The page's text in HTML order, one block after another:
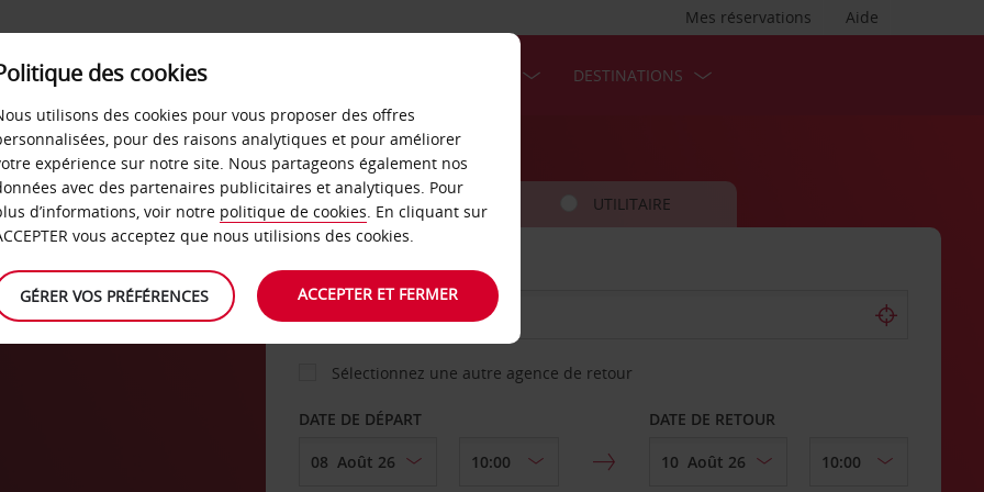
Aide
Mes réservations
LIBRE-SERVICE DESTINATIONS
VOITURE UTILITAIRE
AGENCE DE DÉPART
Sélectionnez une autre agence de retour
DATE DE DÉPART DATE DE RETOUR
des cookies
utilisons des cookies pour vous proposer des offres
pour des raisons analytiques et pour améliorer
expérience sur notre site. Nous partageons également nos
avec des partenaires publicitaires et analytiques. Pour
d’informations, voir notre politique de cookies. En cliquant sur
vous acceptez que nous utilisions des cookies.
GÉRER VOS PRÉFÉRENCES ACCEPTER ET FERMER